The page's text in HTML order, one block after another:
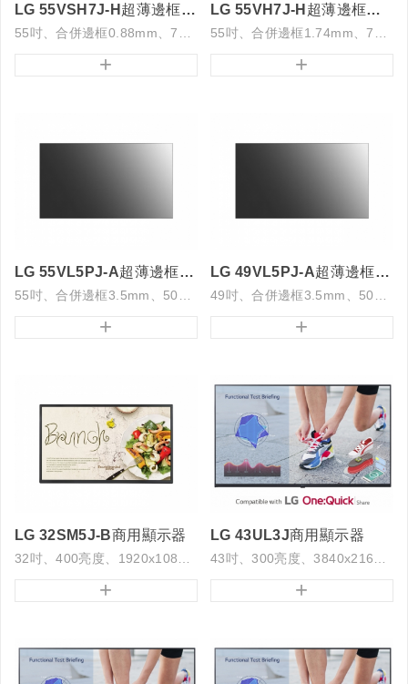
LG 55VSH7J-H超薄邊框電視牆
+
LG 55VH7J-H超薄邊框電視牆
+
LG 55VL5PJ-A超薄邊框電視牆
55吋、合併邊框3.5mm、500亮度
+
LG 49VL5PJ-A超薄邊框電視牆
49吋、合併邊框3.5mm、500亮度
+
LG 32SM5J-B商用顯示器
+
LG 43UL3J商用顯示器
+